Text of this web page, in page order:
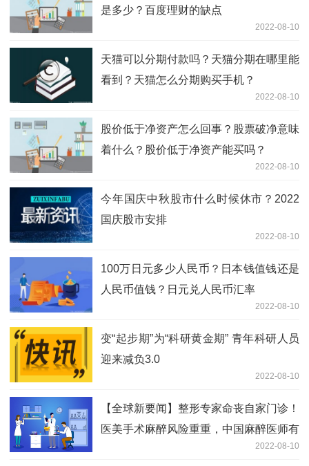
是多少？百度理财的缺点
2022-08-10
天猫可以分期付款吗？天猫分期在哪里能
看到？天猫怎么分期购买手机？
2022-08-10
股价低于净资产怎么回事？股票破净意味
着什么？股价低于净资产能买吗？
2022-08-10
今年国庆中秋股市什么时候休市？2022
国庆股市安排
2022-08-10
100万日元多少人民币？日本钱值钱还是
人民币值钱？日元兑人民币汇率
2022-08-10
变“起步期”为“科研黄金期” 青年科研人员
迎来减负3.0
2022-08-10
【全球新要闻】整形专家命丧自家门诊！
医美手术麻醉风险重重，中国麻醉医师有
2022-08-10